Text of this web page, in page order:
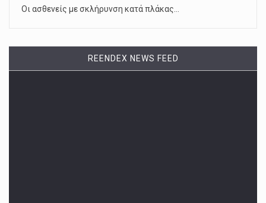
Οι ασθενείς με σκλήρυνση κατά πλάκας…
REENDEX NEWS FEED